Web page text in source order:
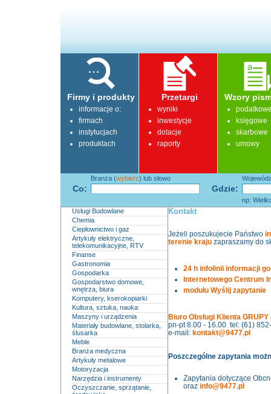
Firmy i produkty
informacje o:
firmach
instytucjach
produktach
Przetargi
wyniki
inwestycje
dotacje
raporty
Wzory
księgowe
skarbowe
umowy
Co: Gdzie:
Branża (wybierz) lub słowo
np:
Usługi Budowlane
Chemia
Ciepłownictwo i gaz
Artykuły elektryczne,
telekomunikacyjne, RTV
Finanse
Gastronomia
Gospodarka
Gospodarstwo domowe,
wnętrza, biura
Komputery, kserokopiarki
Kultura, sztuka, nauka
Maszyny i urządzenia
Materiały budowlane, stolarka,
ślusarka
Meble
Branża medyczna
Artykuły metalowe
Motoryzacja
Narzędzia i instrumenty
Oczyszczanie, sprzątanie,
Kontakt
Jeżeli poszukujecie Państwo
terenie kraju zapraszamy do
24 h infolinii informacji
Internetowego Centrum
modułu Wyślij zapytanie
Biuro Obsługi Klienta
pn-pt 8.00 - 16.00 tel: (61)
e-mail: kontakt@9477.pl
Poszczególne zapytania
Zapytania dotyczące
oraz info@9477.pl